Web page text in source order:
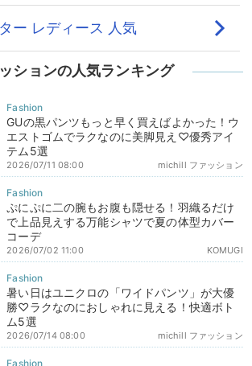
ションの人気ランキング
GUの黒パンツもっと早く買えばよかった！ウ
エストゴムでラクなのに美脚見え♡優秀アイ
テム5選
michill ファッション
2026/07/11 08:00
ぷにぷに二の腕もお腹も隠せる！羽織るだけ
で上品見えする万能シャツで夏の体型カバー
コーデ
KOMUGI
2026/07/02 11:00
暑い日はユニクロの「ワイドパンツ」が大優
勝♡ラクなのにおしゃれに見える！快適ボト
ム5選
michill ファッション
2026/07/14 08:00